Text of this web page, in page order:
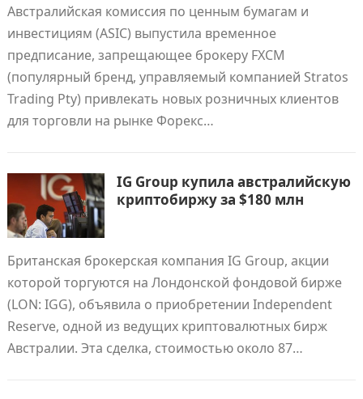
Австралийская комиссия по ценным бумагам и
инвестициям (ASIC) выпустила временное
предписание, запрещающее брокеру FXCM
(популярный бренд, управляемый компанией Stratos
Trading Pty) привлекать новых розничных клиентов
для торговли на рынке Форекс…
IG Group купила австралийскую
криптобиржу за $180 млн
Британская брокерская компания IG Group, акции
которой торгуются на Лондонской фондовой бирже
(LON: IGG), объявила о приобретении Independent
Reserve, одной из ведущих криптовалютных бирж
Австралии. Эта сделка, стоимостью около 87…